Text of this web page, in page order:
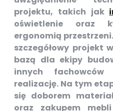
projektu, takich jak
oświetlenie oraz
ergonomią
szczegółowy projekt
bazą dla ekipy
innych fachowców
realizację. Na tym
się doborem
oraz zakupem